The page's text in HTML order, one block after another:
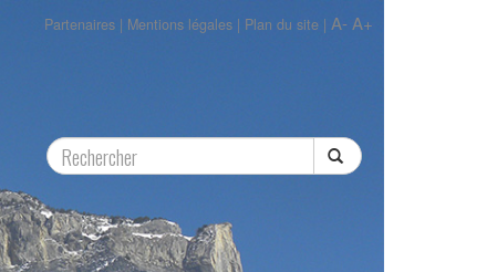
Partenaires | Mentions légales | Plan du site | A- A+